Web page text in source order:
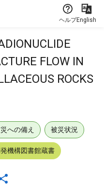
ヘルプEnglish
FLOW IN
ROCKS
への備え 被災状況
機構図書館蔵書